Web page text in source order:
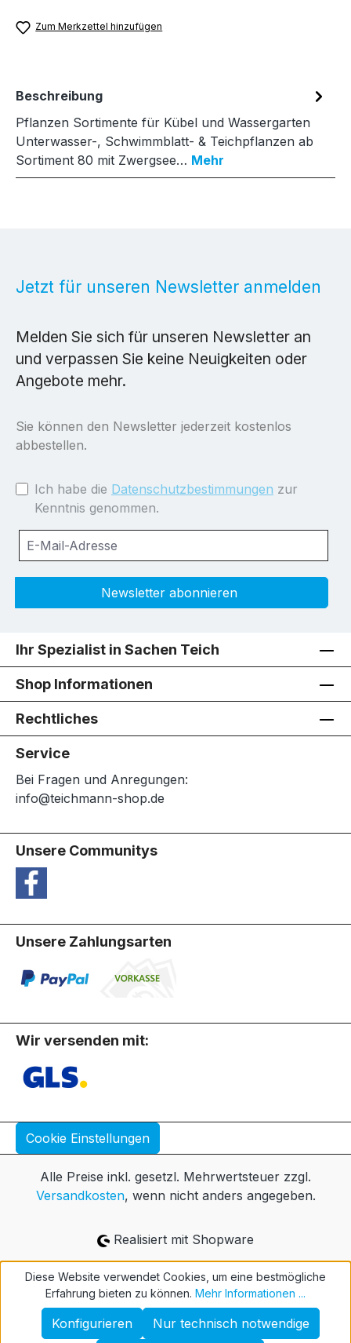
Zum Merkzettel hinzufügen
Beschreibung
Pflanzen Sortimente für Kübel und Wassergarten
Unterwasser-, Schwimmblatt- & Teichpflanzen ab
Sortiment 80 mit Zwergsee… Mehr
Jetzt für unseren Newsletter anmelden
Melden Sie sich für unseren Newsletter an
und verpassen Sie keine Neuigkeiten oder
Angebote mehr.
Sie können den Newsletter jederzeit kostenlos
abbestellen.
Ich habe die Datenschutzbestimmungen zur
Kenntnis genommen.
Newsletter abonnieren
Ihr Spezialist in Sachen Teich
Shop Informationen
Rechtliches
Service
Bei Fragen und Anregungen:
info@teichmann-shop.de
Unsere Communitys
Unsere Zahlungsarten
Wir versenden mit:
Cookie Einstellungen
Alle Preise inkl. gesetzl. Mehrwertsteuer zzgl.
Versandkosten, wenn nicht anders angegeben.
Realisiert mit Shopware
Diese Website verwendet Cookies, um eine bestmögliche
Erfahrung bieten zu können. Mehr Informationen ...
Nur technisch notwendige
Konfigurieren